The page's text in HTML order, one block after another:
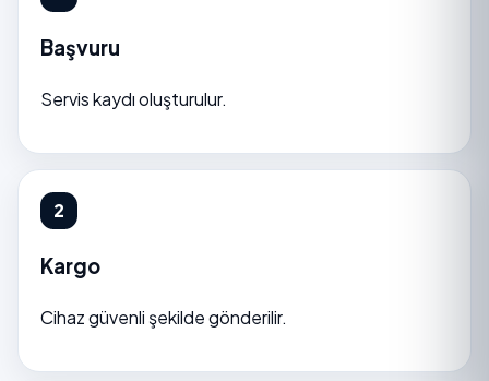
Başvuru
Servis kaydı oluşturulur.
Kargo
Cihaz güvenli şekilde gönderilir.